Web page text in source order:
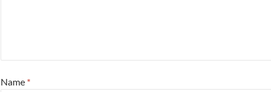
Name *